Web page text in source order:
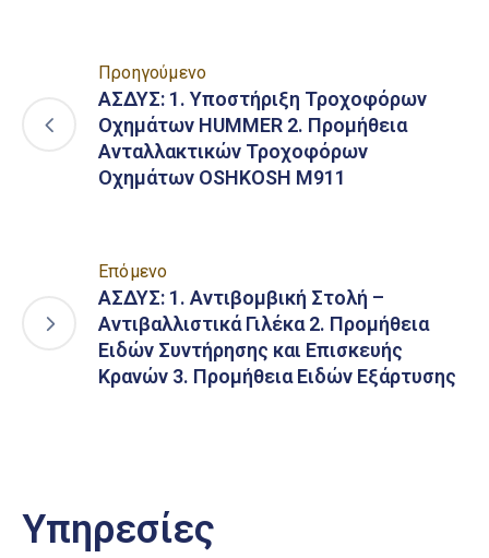
Προηγούμενο
ΑΣΔΥΣ: 1. Υποστήριξη Τροχοφόρων
Οχημάτων HUMMER 2. Προμήθεια
Ανταλλακτικών Τροχοφόρων
Οχημάτων OSHKOSH M911
Επόμενο
ΑΣΔΥΣ: 1. Αντιβομβική Στολή –
Αντιβαλλιστικά Γιλέκα 2. Προμήθεια
Ειδών Συντήρησης και Επισκευής
Κρανών 3. Προμήθεια Ειδών Εξάρτυσης
Υπηρεσίες